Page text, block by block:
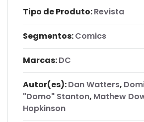
Tipo de Produto:Revista
Segmentos:Comics
Marcas:DC
Autor(es):Dan Watters,
"Domo" Stanton, Mathew
Hopkinson